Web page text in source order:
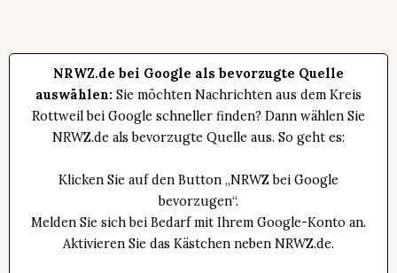
NRWZ.de bei Google als bevorzugte Quelle
auswählen: Sie möchten Nachrichten aus dem Kreis
Rottweil bei Google schneller finden? Dann wählen Sie
NRWZ.de als bevorzugte Quelle aus. So geht es:
Klicken Sie auf den Button „NRWZ bei Google
bevorzugen“.
Melden Sie sich bei Bedarf mit Ihrem Google-Konto an.
Aktivieren Sie das Kästchen neben NRWZ.de.